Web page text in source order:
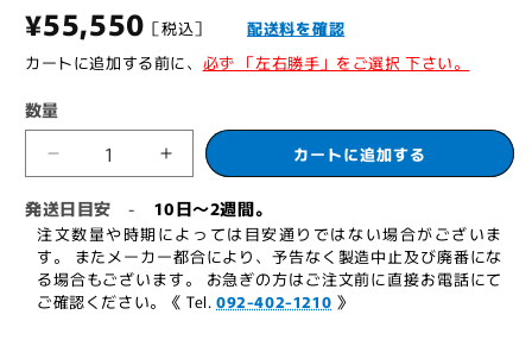
通
常
価
格
¥55,550 ［税込］配送料を確認
カートに追加する前に、 必ず 「左右勝手」をご選択 下さい。
数量
ー
タ
ー
ニ
ー
ス
タ
ー
カートに追加する
発送日目安 -10日～2週間。
注文数量や時期によっては目安通りではない場合がございま
す。 またメーカー都合により、予告なく製造中止及び廃番にな
る場合もございます。 お急ぎの方はご注文前に直接お電話にて
ご確認ください。《 Tel. 092-402-1210 》